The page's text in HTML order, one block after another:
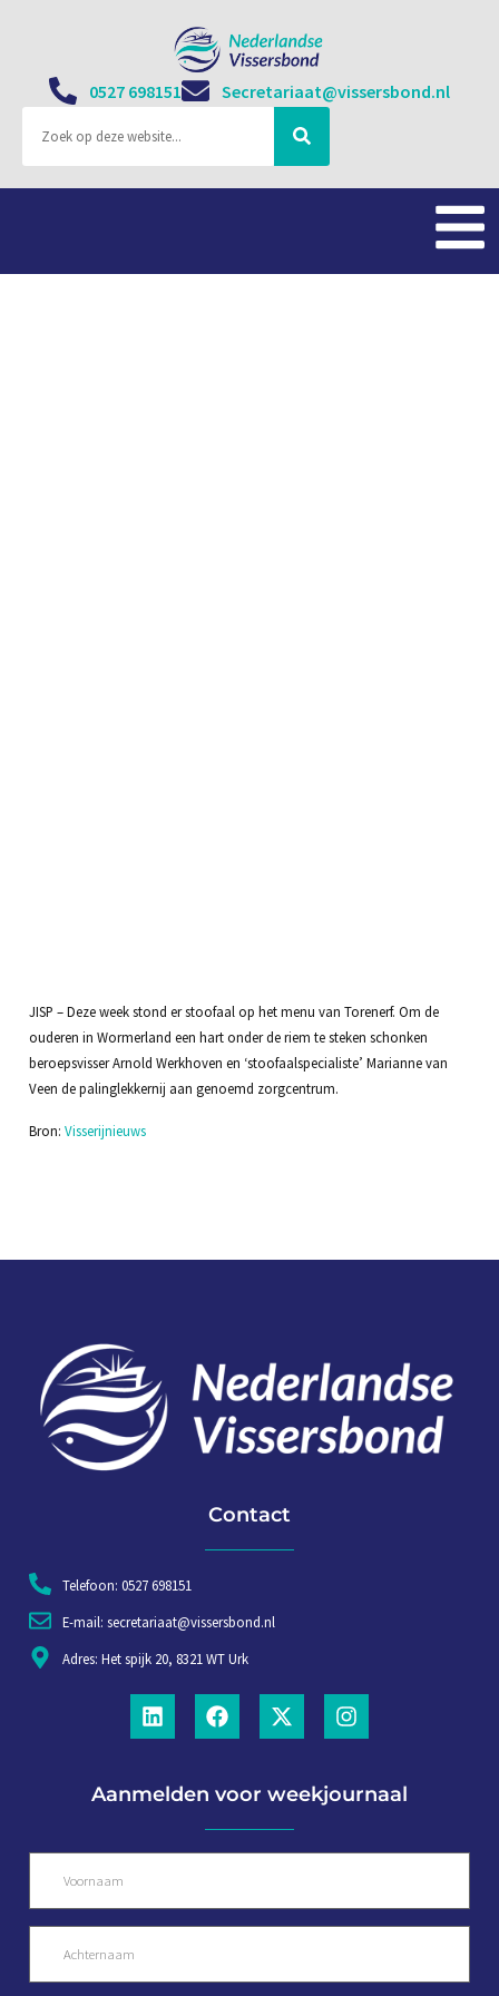
0527 698151 Secretariaat@vissersbond.nl
JISP – Deze week stond er stoofaal op het menu van Torenerf. Om de
ouderen in Wormerland een hart onder de riem te steken schonken
beroepsvisser Arnold Werkhoven en ‘stoofaalspecialiste’ Marianne van
Veen de palinglekkernij aan genoemd zorgcentrum.
Bron: Visserijnieuws
Contact
Telefoon: 0527 698151
E-mail: secretariaat@vissersbond.nl
Adres: Het spijk 20, 8321 WT Urk
Aanmelden voor weekjournaal